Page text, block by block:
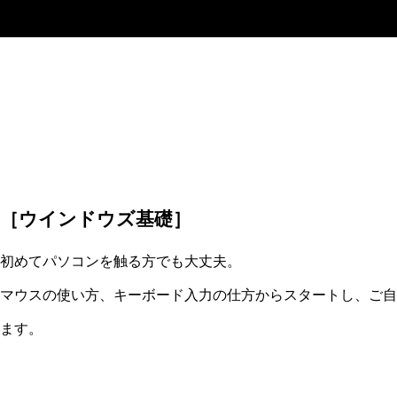
［ウインドウズ基礎］
初めてパソコンを触る方でも大丈夫。
マウスの使い方、キーボード入力の仕方からスタートし、ご
ます。